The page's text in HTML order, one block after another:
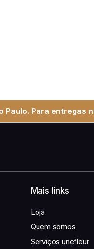
Para entregas
Mais links
Loja
Quem somos
Serviços unefleur